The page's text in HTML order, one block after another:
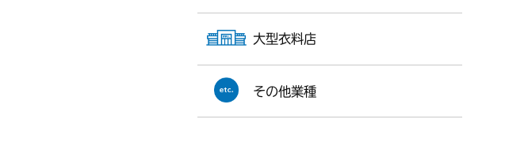
大型衣料店
その他業種